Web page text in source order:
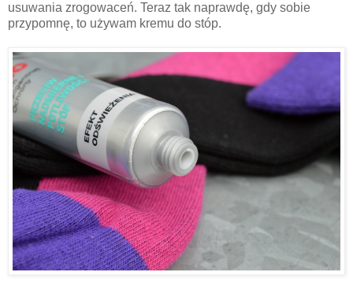
usuwania zrogowaceń. Teraz tak naprawdę, gdy sobie
przypomnę, to używam kremu do stóp.